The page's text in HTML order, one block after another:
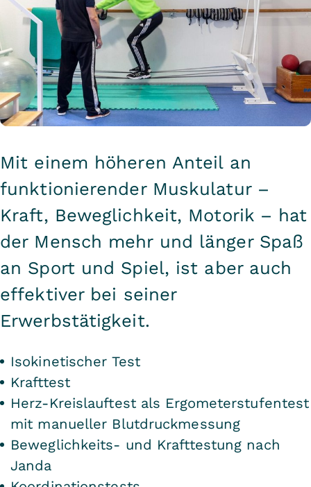
Mit einem höheren Anteil an
funktionierender Muskulatur –
Kraft, Beweglichkeit, Motorik – hat
der Mensch mehr und länger Spaß
an Sport und Spiel, ist aber auch
effektiver bei seiner
Erwerbstätigkeit.
Isokinetischer Test
Krafttest
Herz-Kreislauftest als Ergometerstufentest
mit manueller Blutdruckmessung
Beweglichkeits- und Krafttestung nach
Janda